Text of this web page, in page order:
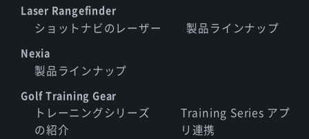
Laser Rangefinder
ショットナビのレーザー 製品ラインナップ
Nexia
製品ラインナップ
Golf Training Gear
トレーニングシリーズ
の紹介
Training Series アプ
リ連携